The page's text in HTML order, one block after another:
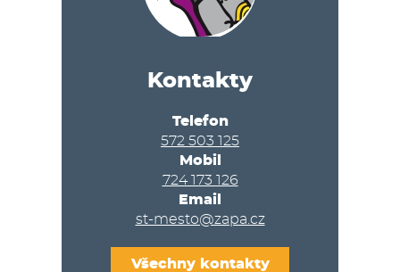
Kontakty
Telefon
572 503 125
Mobil
724 173 126
Email
st-mesto@zapa.cz
Všechny kontakty